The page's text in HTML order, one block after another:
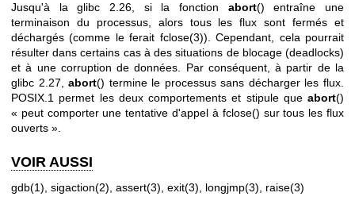
Jusqu'à la glibc 2.26, si la fonction abort() entraîne une
terminaison du processus, alors tous les flux sont fermés et
déchargés (comme le ferait fclose(3)). Cependant, cela pourrait
résulter dans certains cas à des situations de blocage (deadlocks)
et à une corruption de données. Par conséquent, à partir de la
glibc 2.27,abort() termine le processus sans décharger les flux.
POSIX.1 permet les deux comportements et stipule que abort()
« peut comporter une tentative d'appel à fclose() sur tous les flux
ouverts ».
VOIR AUSSI
gdb(1) sigaction(2) assert(3) exit(3) longjmp(3) raise(3)